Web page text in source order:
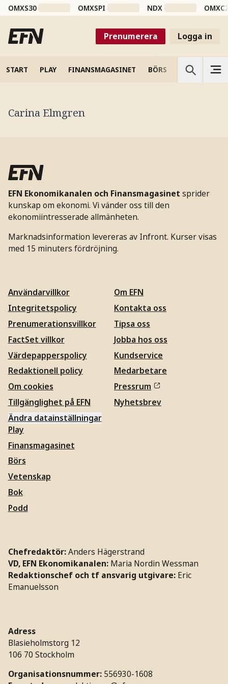
OMXS30 OMXSPI NDX
Prenumerera Logga in
START PLAY FINANSMAGASINET BÖRS VETENSKAP
Carina Elmgren
EFN Ekonomikanalen och Finansmagasinet sprider
kunskap om ekonomi. Vi vänder oss till den
ekonomiintresserade allmänheten.
Marknadsinformation levereras av Infront. Kurser visas
med 15 minuters fördröjning.
Användarvillkor
Integritetspolicy
Prenumerationsvillkor
FactSet villkor
Värdepapperspolicy
Redaktionell policy
Om cookies
Tillgänglighet på EFN
Ändra datainställningar
Om EFN
Kontakta oss
Tipsa oss
Jobba hos oss
Kundservice
Medarbetare
Pressrum
Nyhetsbrev
Play
Finansmagasinet
Börs
Vetenskap
Bok
Podd
Chefredaktör:Anders Hägerstrand
VD, EFN Ekonomikanalen: Maria Nordin Wessman
Redaktionschef och tf ansvarig utgivare: Eric
Emanuelsson
Adress
Blasieholmstorg 12
106 70 Stockholm
Organisationsnummer: 556930-1608